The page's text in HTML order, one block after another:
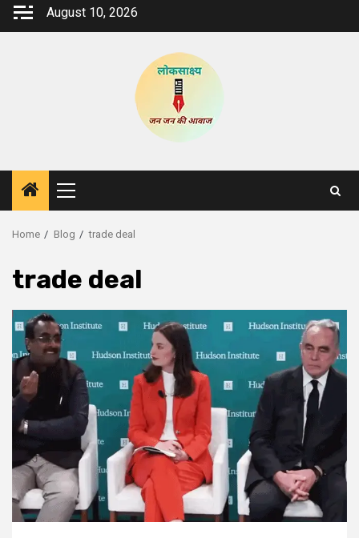
Skip
August 10, 2026
Primary
Menu
Home Blog trade deal
trade deal